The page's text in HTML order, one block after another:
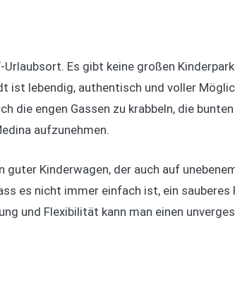
Es gibt keine großen
ist lebendig, authentisch und voller
die engen Gassen zu krabbeln, die
aufzunehmen.
Kinderwagen, der auch auf
es nicht immer einfach ist, ein sauberes
und Flexibilität kann man einen